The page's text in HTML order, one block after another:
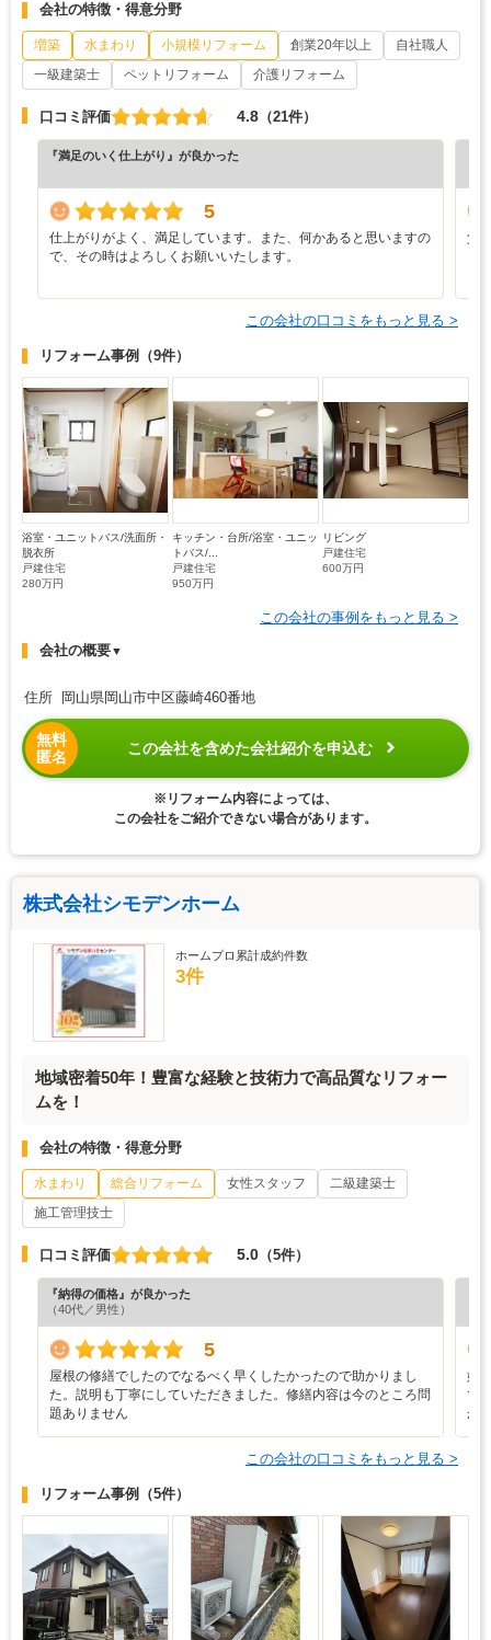
会社の特徴・得意分野
増築 水まわり 小規模リフォーム 創業20年以上
自社職人
一級建築士
ペットリフォーム 介護リフォーム
口コミ評価 4.8 （21件）
『満足のいく仕上がり』が良かった
5
仕上がりがよく、満足しています。また、何かあると思いますの
で、その時はよろしくお願いいたします。
父
この会社の口コミをもっと見る >
リフォーム事例 （9件）
浴室・ユニットバス/洗面所・
脱衣所
戸建住宅
280万円
キッチン・台所/浴室・ユニッ
トバス/...
戸建住宅
950万円
リビング
戸建住宅
600万円
この会社の事例をもっと見る >
会社の概要▼
住所 岡山県岡山市中区藤崎460番地
無料
匿名
この会社を含めた会社紹介を申込む
※リフォーム内容によっては、
この会社をご紹介できない場合があります。
株式会社シモデンホーム
ホームプロ累計成約件数
3件
地域密着50年！豊富な経験と技術力で高品質なリフォー
ムを！
会社の特徴・得意分野
水まわり 総合リフォーム 女性スタッフ
二級建築士
施工管理技士
口コミ評価 5.0 （5件）
『納得の価格』が良かった
（40代／男性）
5
屋根の修繕でしたのでなるべく早くしたかったので助かりまし
た。説明も丁寧にしていただきました。修繕内容は今のところ問
題ありません
始
で
が
この会社の口コミをもっと見る >
リフォーム事例 （5件）